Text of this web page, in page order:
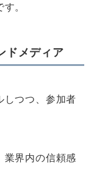
。
ドメディア
しつつ、参加者
業界内の信頼感